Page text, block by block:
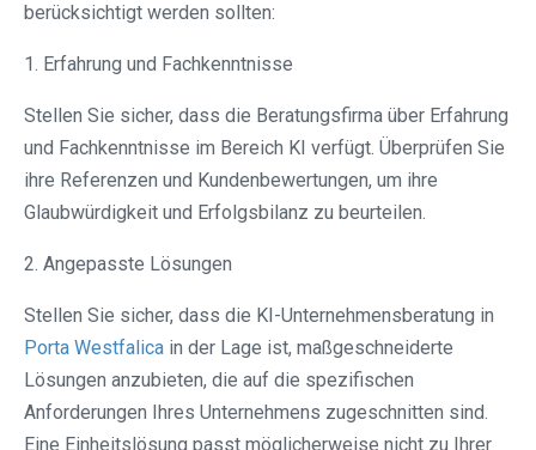
berücksichtigt werden sollten:
1. Erfahrung und Fachkenntnisse
Stellen Sie sicher, dass die Beratungsfirma über Erfahrung
und Fachkenntnisse im Bereich KI verfügt. Überprüfen Sie
ihre Referenzen und Kundenbewertungen, um ihre
Glaubwürdigkeit und Erfolgsbilanz zu beurteilen.
2. Angepasste Lösungen
Stellen Sie sicher, dass die KI-Unternehmensberatung in
Porta Westfalica⁠ in der Lage ist, maßgeschneiderte
Lösungen anzubieten, die auf die spezifischen
Anforderungen Ihres Unternehmens zugeschnitten sind.
Eine Einheitslösung passt möglicherweise nicht zu Ihrer